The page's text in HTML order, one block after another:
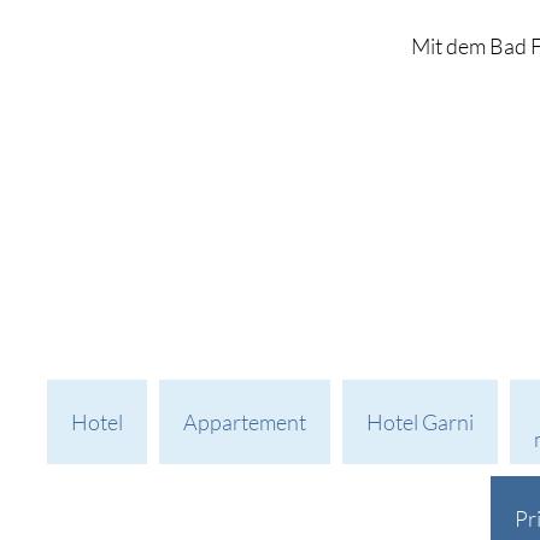
Mit dem Bad
Hotel Appartement Hotel Garni